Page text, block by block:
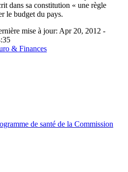
dans sa constitution « une règle
le budget du pays.
mise à jour: Apr 20, 2012 -
& Finances
de santé de la Commission